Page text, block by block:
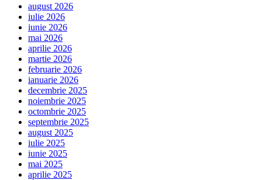
august 2026
iulie 2026
iunie 2026
mai 2026
aprilie 2026
martie 2026
februarie 2026
ianuarie 2026
decembrie 2025
noiembrie 2025
octombrie 2025
septembrie 2025
august 2025
iulie 2025
iunie 2025
mai 2025
aprilie 2025